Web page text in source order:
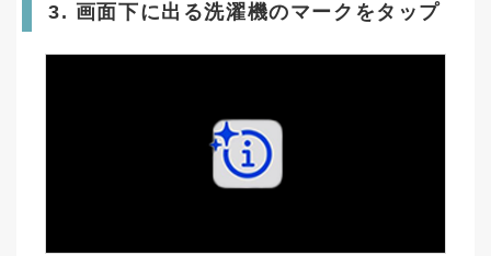
3. 画面下に出る洗濯機のマークをタップ